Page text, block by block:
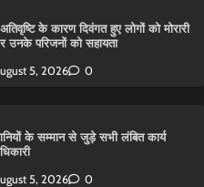
के कारण दिवंगत हुए लोगों को मोरारी
उनके परिजनों को सहायता
5, 2026 0
के सम्मान से जुड़े सभी लंबित कार्य
5, 2026 0